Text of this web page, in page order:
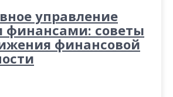
управление
советы
финансовой